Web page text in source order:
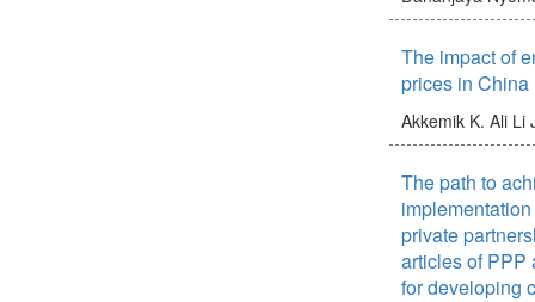
The impact of
prices in China
Akkemik K. Ali Li
The path to
private
articles of PPP
for developing